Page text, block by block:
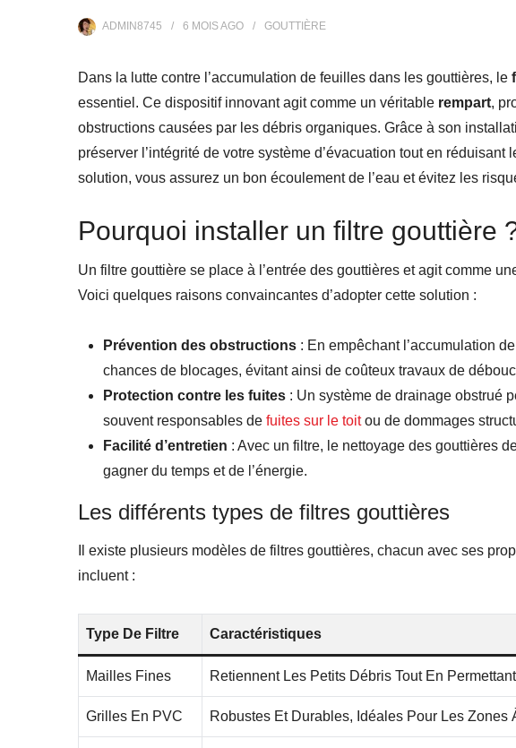
ADMIN8745 6 MOISAGO GOUTTIÈRE
Dans la lutte contre l’accumulation de feuilles dans les gouttières, le
essentiel. Ce dispositif innovant agit comme un véritable rempart,
obstructions causées par les débris organiques. Grâce à son
préserver l’intégrité de votre système d’évacuation tout en réduisant
solution, vous assurez un bon écoulement de l’eau et évitez les
Pourquoi installer un filtre gouttière
Un filtre gouttière se place à l’entrée des gouttières et agit comme
Voici quelques raisons convaincantes d’adopter cette solution :
Prévention des obstructions : En empêchant l’accumulation
chances de blocages, évitant ainsi de coûteux travaux de
Protection contre les fuites : Un système de drainage obstrué
souvent responsables de fuites sur le toitou de dommages
Facilité d’entretien : Avec un filtre, le nettoyage des gouttières
gagner du temps et de l’énergie.
Les différents types de filtres gouttières
Il existe plusieurs modèles de filtres gouttières, chacun avec ses
incluent :
Type De Filtre Caractéristiques
Mailles Fines Retiennent Les Petits Débris Tout En
Grilles En PVC Robustes Et Durables, Idéales Pour Les Zones